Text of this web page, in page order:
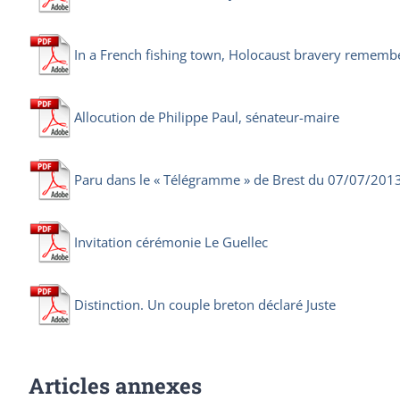
In a French fishing town, Holocaust bravery
Allocution de Philippe Paul, sénateur-maire
Paru dans le « Télégramme » de Brest du 07/07/
Invitation cérémonie Le Guellec
Distinction. Un couple breton déclaré Juste
Articles annexes